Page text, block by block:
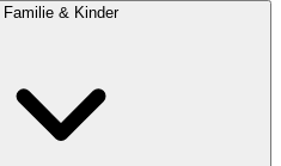
Familie & Kinder